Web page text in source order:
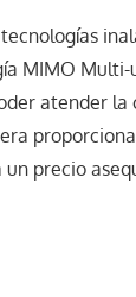
MIMO Multi-
atender la
un precio